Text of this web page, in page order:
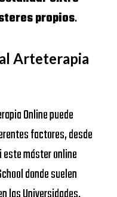
propios.
Arteterapia
Online puede
factores, desde
máster online
donde suelen